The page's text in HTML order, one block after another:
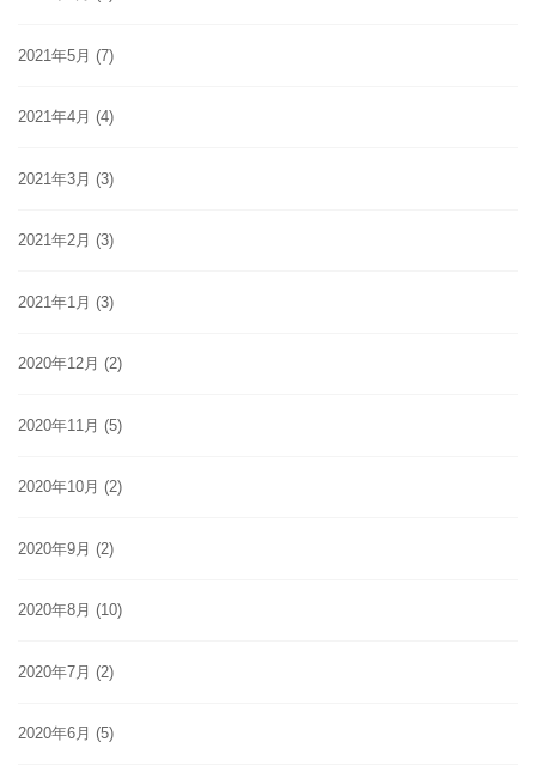
2021年5月 (7)
2021年4月 (4)
2021年3月 (3)
2021年2月 (3)
2021年1月 (3)
2020年12月 (2)
2020年11月 (5)
2020年10月 (2)
2020年9月 (2)
2020年8月 (10)
2020年7月 (2)
2020年6月 (5)